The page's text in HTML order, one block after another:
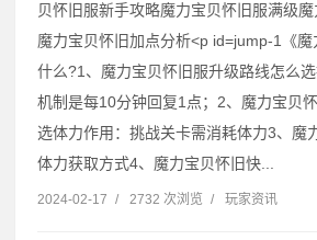
贝怀旧服新手攻略魔力宝贝怀旧服满级
魔力宝贝怀旧加点分析˂p id=jump-1《
什么?1、魔力宝贝怀旧服升级路线怎么
机制是每10分钟回复1点；2、魔力宝贝
选体力作用：挑战关卡需消耗体力3、魔
体力获取方式4、魔力宝贝怀旧快...
2024-02-17 / 2732 次浏览 / 玩家资讯